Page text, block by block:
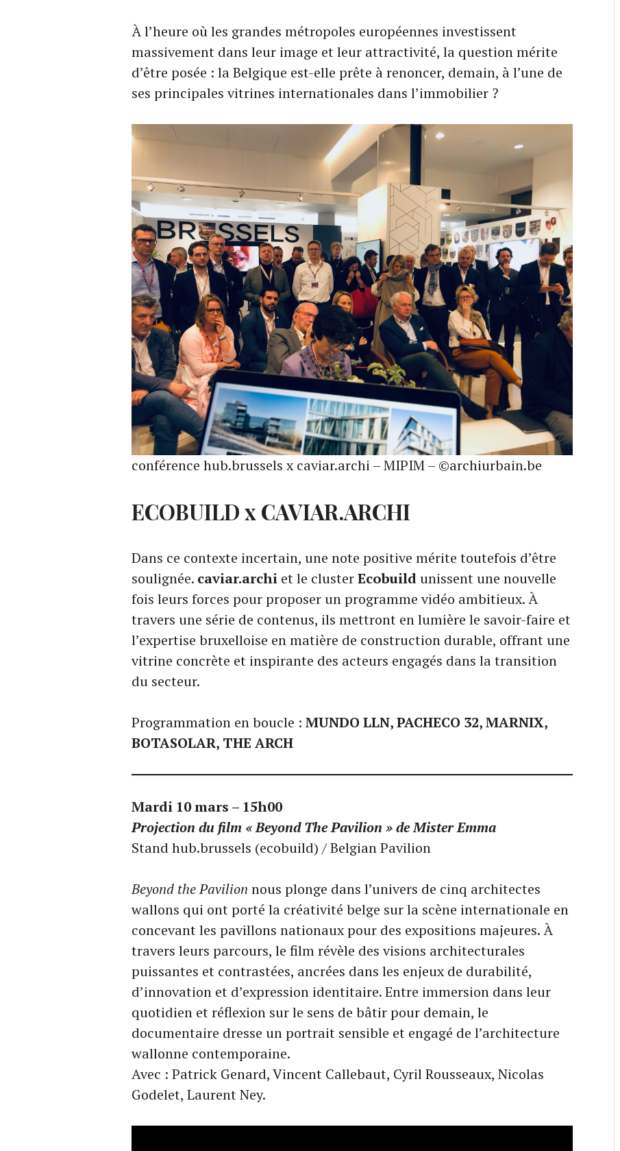
À l’heure où les grandes métropoles européennes investissent
massivement dans leur image et leur attractivité, la question mérite
d’être posée : la Belgique est-elle prête à renoncer, demain, à l’une de
ses principales vitrines internationales dans l’immobilier ?
conférence hub.brussels x caviar.archi – MIPIM – ©archiurbain.be
ECOBUILD x CAVIAR.ARCHI
Dans ce contexte incertain, une note positive mérite toutefois d’être
soulignée. caviar.archi et le clusterEcobuild unissent une nouvelle
fois leurs forces pour proposer un programme vidéo ambitieux. À
travers une série de contenus, ils mettront en lumière le savoir-faire et
l’expertise bruxelloise en matière de construction durable, offrant une
vitrine concrète et inspirante des acteurs engagés dans la transition
du secteur.
Programmation en boucle : MUNDO LLN, PACHECO 32, MARNIX,
BOTASOLAR, THE ARCH
Mardi 10 mars – 15h00
Projection du film « Beyond The Pavilion » de Mister Emma
Stand hub.brussels (ecobuild) / Belgian Pavilion
Beyond the Pavilion nous plonge dans l’univers de cinq architectes
wallons qui ont porté la créativité belge sur la scène internationale en
concevant les pavillons nationaux pour des expositions majeures. À
travers leurs parcours, le film révèle des visions architecturales
puissantes et contrastées, ancrées dans les enjeux de durabilité,
d’innovation et d’expression identitaire. Entre immersion dans leur
quotidien et réflexion sur le sens de bâtir pour demain, le
documentaire dresse un portrait sensible et engagé de l’architecture
wallonne contemporaine.
Avec : Patrick Genard, Vincent Callebaut, Cyril Rousseaux, Nicolas
Godelet, Laurent Ney.